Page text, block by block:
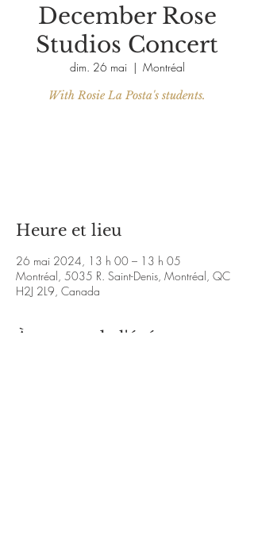
December Rose
Studios Concert
dim. 26 mai
  |
Montréal
With Rosie La Posta's students.
Heure et lieu
26 mai 2024, 13 h 00 – 13 h 05
Montréal, 5035 R. Saint-Denis, Montréal, QC
H2J 2L9, Canada
À propos de l'événement